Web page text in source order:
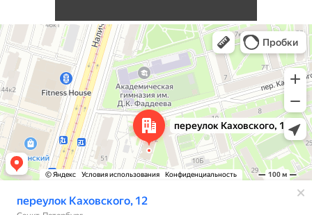
Санкт‑Петербург
Переулок Каховского, 12 — Яндекс Карты